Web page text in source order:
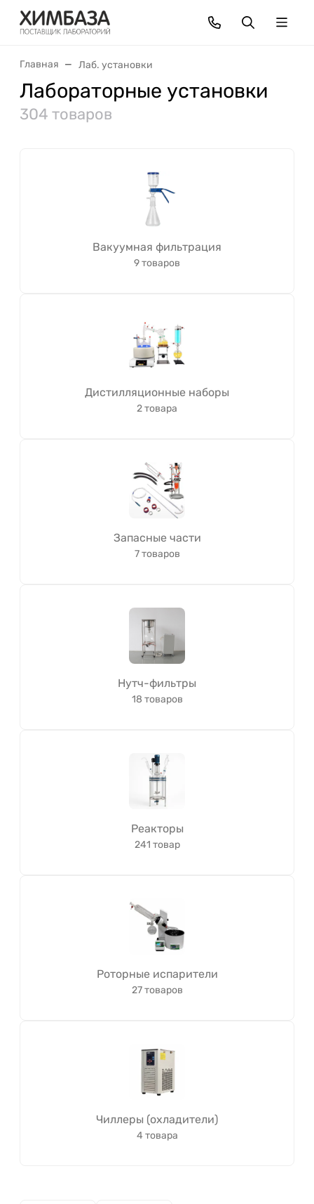
Главная Лаб. установки
Лабораторные установки
304 товаров
Вакуумная фильтрация
9 товаров
Дистилляционные наборы
2 товара
Запасные части
7 товаров
Нутч-фильтры
18 товаров
Реакторы
241 товар
Роторные испарители
27 товаров
Чиллеры (охладители)
4 товара